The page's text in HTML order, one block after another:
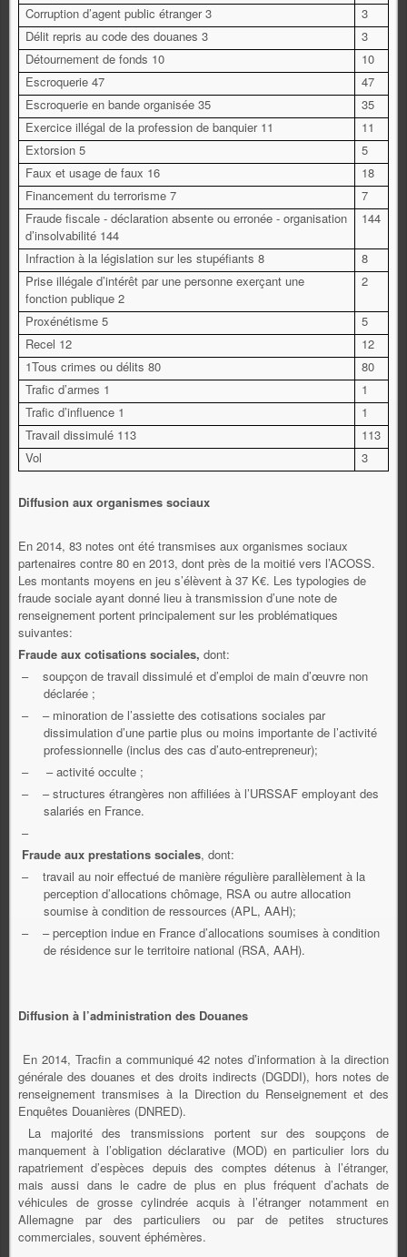
Corruption d’agent public étranger 3
3
Délit repris au code des douanes 3
3
Détournement de fonds 10
10
Escroquerie 47
47
Escroquerie en bande organisée 35
35
Exercice illégal de la profession de banquier 11
11
Extorsion 5
5
Faux et usage de faux 16
18
Financement du terrorisme 7
7
Fraude fiscale - déclaration absente ou erronée - organisation
d’insolvabilité 144
144
Infraction à la législation sur les stupéfiants 8
8
Prise illégale d’intérêt par une personne exerçant une
fonction publique 2
2
Proxénétisme 5
5
Recel 12
12
1Tous crimes ou délits 80
80
Trafic d’armes 1
1
Trafic d’influence 1
1
Travail dissimulé 113
113
Vol
3
Diffusion aux organismes sociaux
En 2014, 83 notes ont été transmises aux organismes sociaux
partenaires contre 80 en 2013, dont près de la moitié vers l’ACOSS.
Les montants moyens en jeu s’élèvent à 37 K€. Les typologies de
fraude sociale ayant donné lieu à transmission d’une note de
renseignement portent principalement sur les problématiques
suivantes:
Fraude aux cotisations sociales, dont:
–
soupçon de travail dissimulé et d’emploi de main d’œuvre non
déclarée ;
–
– minoration de l’assiette des cotisations sociales par
dissimulation d’une partie plus ou moins importante de l’activité
professionnelle (inclus des cas d’auto-entrepreneur);
–
– activité occulte ;
–
– structures étrangères non affiliées à l’URSSAF employant des
salariés en France.
–
Fraude aux prestations sociales, dont:
–
travail au noir effectué de manière régulière parallèlement à la
perception d’allocations chômage, RSA ou autre allocation
soumise à condition de ressources (APL, AAH);
–
– perception indue en France d’allocations soumises à condition
de résidence sur le territoire national (RSA, AAH).
Diffusion à l’administration des Douanes
En 2014, Tracfin a communiqué 42 notes d’information à la direction
générale des douanes et des droits indirects (DGDDI), hors notes de
renseignement transmises à la Direction du Renseignement et des
Enquêtes Douanières (DNRED).
La majorité des transmissions portent sur des soupçons de
manquement à l’obligation déclarative (MOD) en particulier lors du
rapatriement d’espèces depuis des comptes détenus à l’étranger,
mais aussi dans le cadre de plus en plus fréquent d’achats de
véhicules de grosse cylindrée acquis à l’étranger notamment en
Allemagne par des particuliers ou par de petites structures
commerciales, souvent éphémères.